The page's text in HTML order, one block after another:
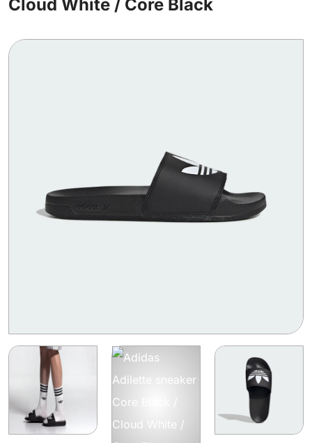
Cloud White / Core Black